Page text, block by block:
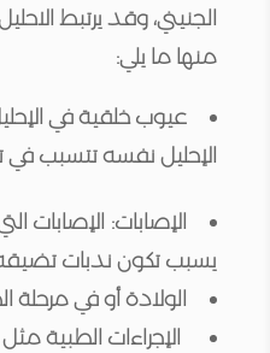
الجنيني، وقد يرتبط
منها ما يلي:
عيوب خلقية في
الإحليل نفسه تتسبب في
الإصابات: الإصابات
يسبب تكون ندبات
الولادة أو في مرحلة
الإجراءات الطبية